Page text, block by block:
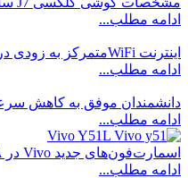
ادامه مطلب...
اینترنت WiFiمتمرکز به زودی در دو شهر ایران
ادامه مطلب...
دانشمندان موفق به کاهش
ادامه مطلب...
اسمارت‌فون‌های جدید Vivo در TENNA رویت شدند
ادامه مطلب...